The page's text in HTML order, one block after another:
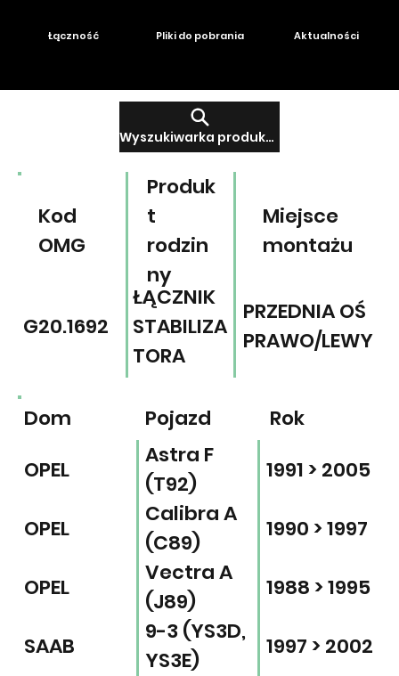
Wyszukiwarka produktów
Łączność Pliki do pobrania Aktualności
Miejsce
montażu
Produk
t
rodzin
ny
Kod
OMG
PRZEDNIA OŚ
PRAWO/LEWY
ŁĄCZNIK
STABILIZA
TORA
G20.1692
Pojazd Rok
Dom
OPEL
Astra F
(T92)
1991 > 2005
OPEL
Calibra A
(C89)
1990 > 1997
OPEL
Vectra A
(J89)
1988 > 1995
SAAB
9-3 (YS3D,
YS3E)
1997 > 2002